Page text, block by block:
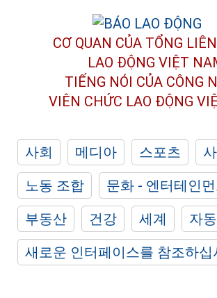
CƠ QUAN CỦA TỔNG
LAO ĐỘNG VIỆT
TIẾNG NÓI CỦA CÔNG
VIÊN CHỨC LAO ĐỘNG
사회 메디아 스포츠
노동 조합
문화 - 엔터테인
부동산
건강 세계
자
새로운 인터페이스를 참조하십